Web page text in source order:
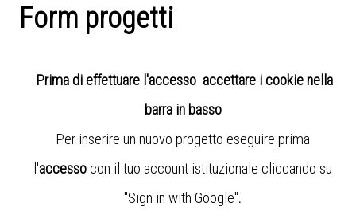
Form progetti
Prima di effettuare l'accesso accettare i cookie nella
barra in basso
Per inserire un nuovo progetto eseguire prima
l'accesso con il tuo account istituzionale cliccando su
"Sign in with Google".